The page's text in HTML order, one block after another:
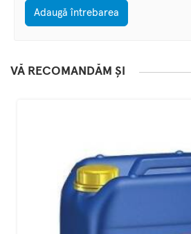
Adaugă întrebarea
VĂ RECOMANDĂM ȘI